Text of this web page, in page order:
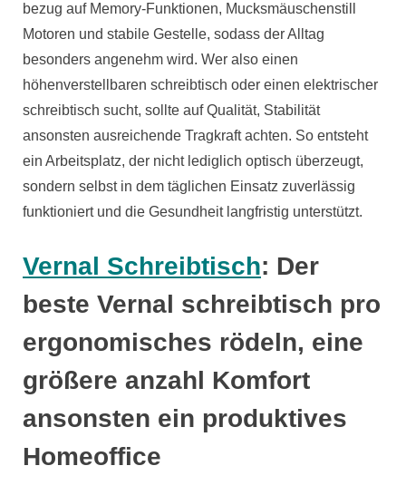
bezug auf Memory-Funktionen, Mucksmäuschenstill
Motoren und stabile Gestelle, sodass der Alltag
besonders angenehm wird. Wer also einen
höhenverstellbaren schreibtisch oder einen elektrischer
schreibtisch sucht, sollte auf Qualität, Stabilität
ansonsten ausreichende Tragkraft achten. So entsteht
ein Arbeitsplatz, der nicht lediglich optisch überzeugt,
sondern selbst in dem täglichen Einsatz zuverlässig
funktioniert und die Gesundheit langfristig unterstützt.
Vernal Schreibtisch: Der
beste Vernal schreibtisch pro
ergonomisches rödeln, eine
größere anzahl Komfort
ansonsten ein produktives
Homeoffice